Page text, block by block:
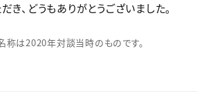
き、どうもありがとうございました。
は2020年対談当時のものです。